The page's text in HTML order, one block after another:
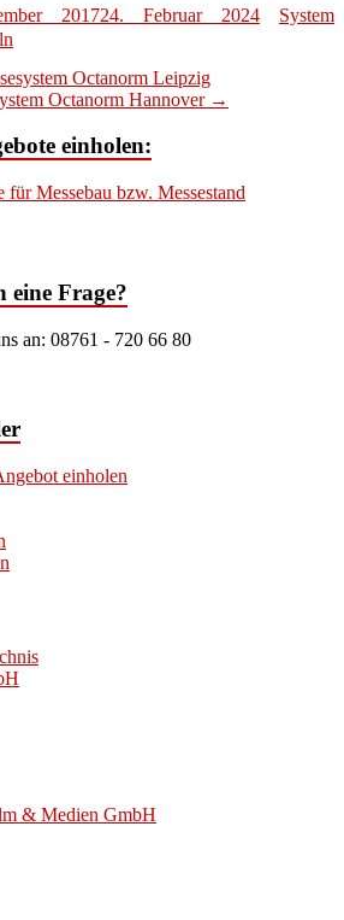
201724. Februar 2024
System
Octanorm Leipzig
Octanorm Hannover →
einholen:
eine Frage?
an: 08761 - 720 66 80
einholen
& Medien GmbH